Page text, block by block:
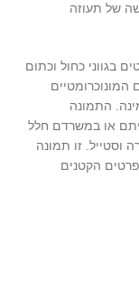
של תעוזה
בגווני כחול וכתום
התמונה
או במשרדם חלל
זו תמונה
הקטנים